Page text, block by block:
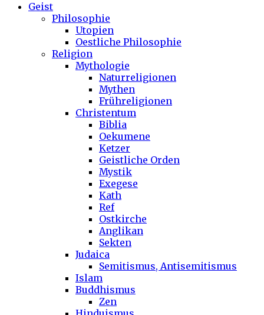
Geist
Philosophie
Utopien
Oestliche Philosophie
Religion
Mythologie
Naturreligionen
Mythen
Frühreligionen
Christentum
Biblia
Oekumene
Ketzer
Geistliche Orden
Mystik
Exegese
Kath
Ref
Ostkirche
Anglikan
Sekten
Judaica
Semitismus, Antisemitismus
Islam
Buddhismus
Zen